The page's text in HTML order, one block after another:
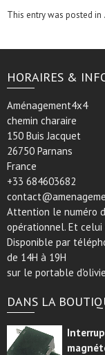
This entry was posted in
HORAIRES &
Aménagement4x4
chemin charaire
150 Buis Jacquet
26750 Parnans
France
+33 684603682
Attention le numéro
opérationnel. Et
Disponible par
de 14H à 19H
sur le portable
DANS LA